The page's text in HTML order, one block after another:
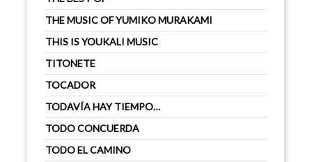
THE MUSIC OF YUMIKO MURAKAMI
THIS IS YOUKALI MUSIC
TITONETE
TOCADOR
TODAVÍA HAY TIEMPO…
TODO CONCUERDA
TODO EL CAMINO